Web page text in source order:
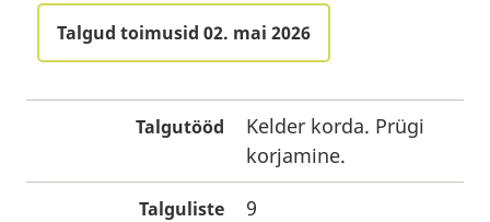
Talgud toimusid 02. mai 2026
Talgutööd
Kelder korda. Prügi
korjamine.
Talguliste
9